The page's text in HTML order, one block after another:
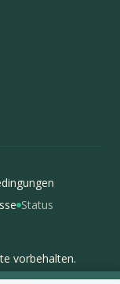
Status
vorbehalten.